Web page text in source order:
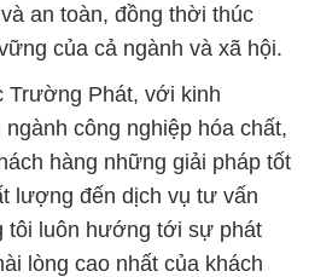
an toàn, đồng thời thúc
của cả ngành và xã hội.
Trường Phát, với kinh
công nghiệp hóa chất,
hàng những giải pháp tốt
lượng đến dịch vụ tư vấn
tôi luôn hướng tới sự phát
lòng cao nhất của khách